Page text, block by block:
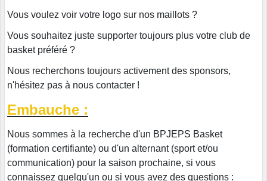
Vous voulez voir votre logo sur nos maillots ?
Vous souhaitez juste supporter toujours plus votre club de
basket préféré ?
Nous recherchons toujours activement des sponsors,
n'hésitez pas à nous contacter !
Embauche :
Nous sommes à la recherche d'un BPJEPS Basket
(formation certifiante) ou d'un alternant (sport et/ou
communication) pour la saison prochaine, si vous
connaissez quelqu'un ou si vous avez des questions :